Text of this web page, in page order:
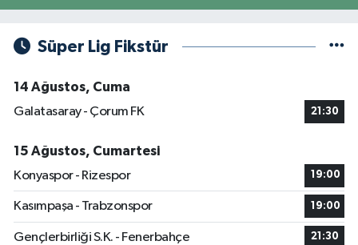
Süper Lig Fikstür
14 Ağustos, Cuma
Galatasaray - Çorum FK
21:30
15 Ağustos, Cumartesi
Konyaspor - Rizespor
19:00
Kasımpaşa - Trabzonspor 19:00
Gençlerbirliği S.K. - Fenerbahçe 21:30